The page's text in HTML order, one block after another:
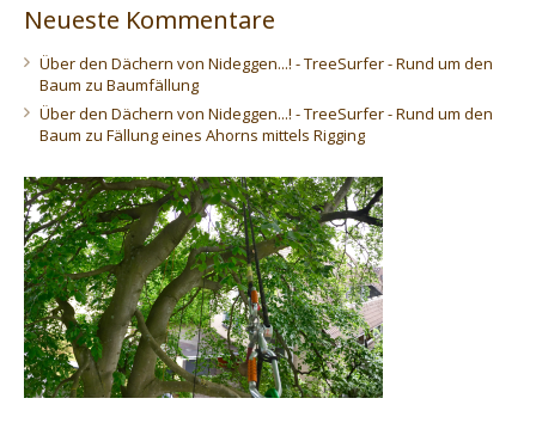
Neueste Kommentare
Über den Dächern von Nideggen...! - TreeSurfer - Rund um den
Baum zu Baumfällung
Über den Dächern von Nideggen...! - TreeSurfer - Rund um den
Baum zu Fällung eines Ahorns mittels Rigging